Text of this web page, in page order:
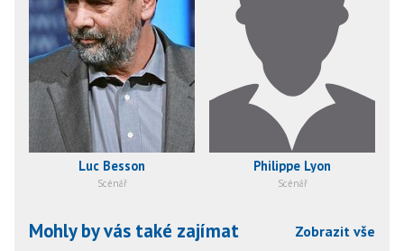
Luc Besson
Scénář
Philippe Lyon
Scénář
Mohly by vás také zajímat Zobrazit vše